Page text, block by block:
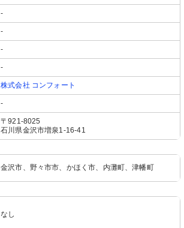
-
-
-
-
株式会社 コンフォート
-
〒921-8025
石川県金沢市増泉1-16-41
金沢市、野々市市、かほく市、内灘町、津幡町
なし